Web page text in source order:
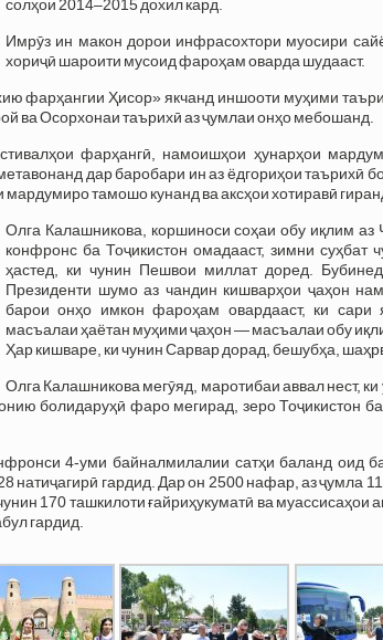
солҳои 2014–2015 дохил кард.
Имрӯз ин макон дорои инфрасохтори муосири
хориҷӣ шароити мусоид фароҳам оварда шудааст.
фарҳангии Ҳисор» якчанд иншооти муҳими
ва Осорхонаи таърихӣ аз ҷумлаи онҳо мебошанд.
фарҳангӣ, намоишҳои ҳунарҳои
дар баробари ин аз ёдгориҳои таърихӣ
тамошо кунанд ва аксҳои хотиравӣ
Олга Калашникова, коршиноси соҳаи обу иқлим аз
конфронс ба Тоҷикистон омадааст, зимни
ҳастед, ки чунин Пешвои миллат доред.
Президенти шумо аз чандин кишварҳои ҷаҳон
барои онҳо имкон фароҳам овардааст, ки сари
масъалаи ҳаётан муҳими ҷаҳон — масъалаи обу
Ҳар кишваре, ки чунин Сарвар дорад, бешубҳа,
Олга Калашникова мегӯяд, маротибаи аввал нест,
болидаруҳӣ фаро мегирад, зеро Тоҷикистон
4-уми байналмилалии сатҳи баланд оид
натиҷагирӣ гардид. Дар он 2500 нафар, аз ҷумла
170 ташкилоти ғайриҳукуматӣ ва муассисаҳои
гардид.